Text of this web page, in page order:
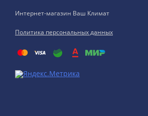
Интернет-магазин Ваш Климат
Политика персональных данных